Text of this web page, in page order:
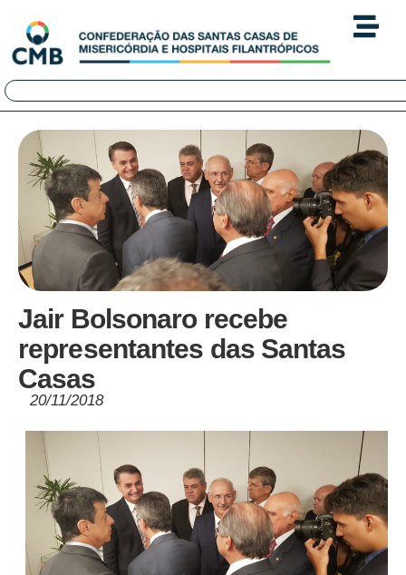
Jair Bolsonaro recebe
representantes das Santas
Casas
20/11/2018